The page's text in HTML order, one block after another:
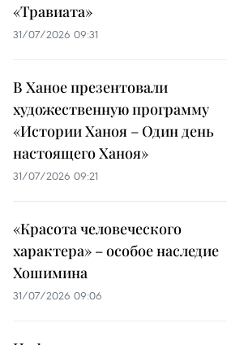
«Травиата»
31/07/2026 09:31
В Ханое презентовали
художественную программу
«Истории Ханоя – Один день
настоящего Ханоя»
31/07/2026 09:21
«Красота человеческого
характера» – особое наследие
Хошимина
31/07/2026 09:06